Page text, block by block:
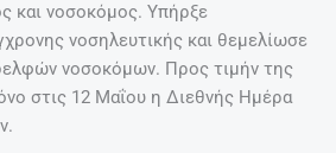
και νοσοκόμος. Υπήρξε
νοσηλευτικής και θεμελίωσε
νοσοκόμων. Προς τιμήν της
στις 12 Μαΐου η Διεθνής Ημέρα